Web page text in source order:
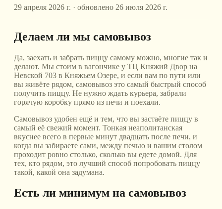
29 апреля 2026 г. · обновлено 26 июля 2026 г.
Делаем ли мы самовывоз
Да, заехать и забрать пиццу самому можно, многие так и
делают. Мы стоим в вагончике у ТЦ Княжий Двор на
Невской 703 в Княжьем Озере, и если вам по пути или
вы живёте рядом, самовывоз это самый быстрый способ
получить пиццу. Не нужно ждать курьера, забрали
горячую коробку прямо из печи и поехали.
Самовывоз удобен ещё и тем, что вы застаёте пиццу в
самый её свежий момент. Тонкая неаполитанская
вкуснее всего в первые минут двадцать после печи, и
когда вы забираете сами, между печью и вашим столом
проходит ровно столько, сколько вы едете домой. Для
тех, кто рядом, это лучший способ попробовать пиццу
такой, какой она задумана.
Есть ли минимум на самовывоз